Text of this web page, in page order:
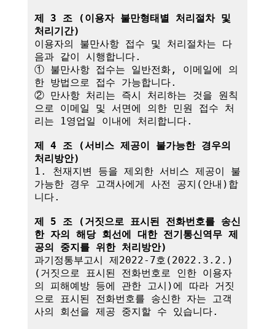
제 3 조 (이용자 불만형태별 처리절차 및
처리기간)
이용자의 불만사항 접수 및 처리절차는 다
음과 같이 시행합니다.
① 불만사항 접수는 일반전화, 이메일에 의
한 방법으로 접수 가능합니다.
② 만사항 처리는 즉시 처리하는 것을 원칙
으로 이메일 및 서면에 의한 민원 접수 처
리는 1영업일 이내에 처리합니다.
제 4 조 (서비스 제공이 불가능한 경우의
처리방안)
1. 천재지변 등을 제외한 서비스 제공이 불
가능한 경우 고객사에게 사전 공지(안내)합
니다.
제 5 조 (거짓으로 표시된 전화번호를 송신
한 자의 해당 회선에 대한 전기통신역무 제
공의 중지를 위한 처리방안)
과기정통부고시 제2022-7호(2022.3.2.)
(거짓으로 표시된 전화번호로 인한 이용자
의 피해예방 등에 관한 고시)에 따라 거짓
으로 표시된 전화번호를 송신한 자는 고객
사의 회선을 제공 중지할 수 있습니다.